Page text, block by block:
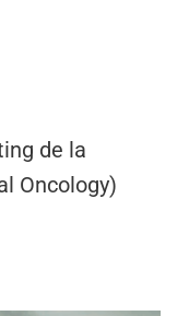
de la
Oncology)